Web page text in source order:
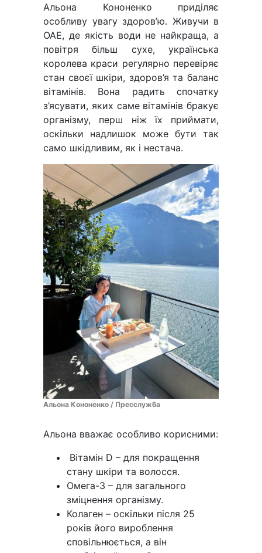
Альона Кононенко приділяє
особливу увагу здоров’ю. Живучи в
ОАЕ, де якість води не найкраща, а
повітря більш сухе, українська
королева краси регулярно перевіряє
стан своєї шкіри, здоров’я та баланс
вітамінів. Вона радить спочатку
з’ясувати, яких саме вітамінів бракує
організму, перш ніж їх приймати,
оскільки надлишок може бути так
само шкідливим, як і нестача.
Альона Кононенко / Пресслужба
Альона вважає особливо корисними:
Вітамін D – для покращення
стану шкіри та волосся.
Омега-3 – для загального
зміцнення організму.
Колаген – оскільки після 25
років його вироблення
сповільнюється, а він